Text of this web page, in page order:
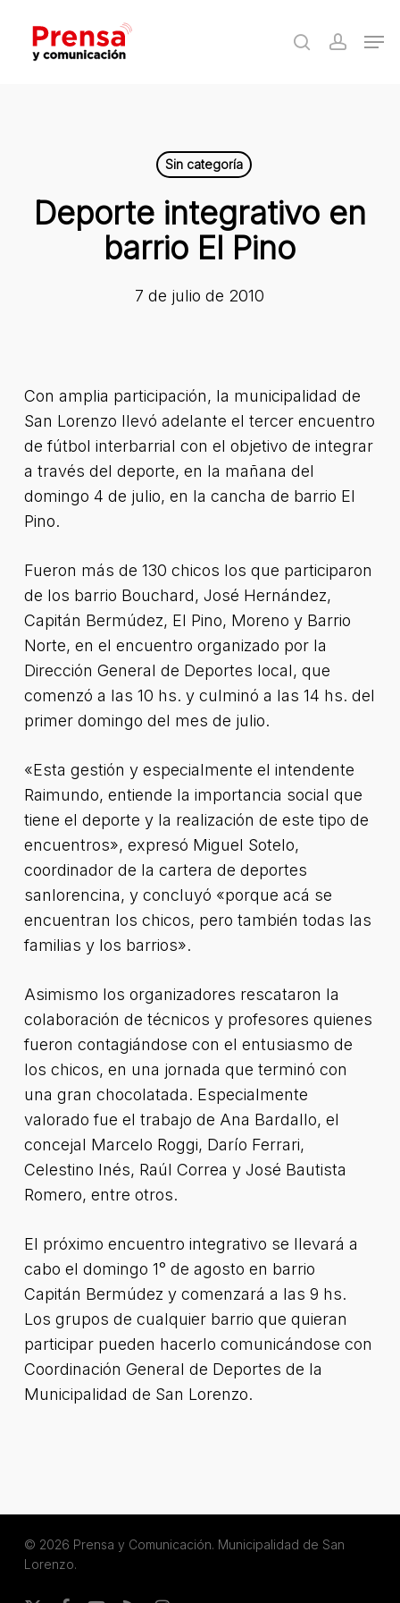
main
search
Sin categoría
Deporte integrativo en
barrio El Pino
7 de julio de 2010
Con amplia participación, la municipalidad de
San Lorenzo llevó adelante el tercer encuentro
de fútbol interbarrial con el objetivo de integrar
a través del deporte, en la mañana del
domingo 4 de julio, en la cancha de barrio El
Pino.
Fueron más de 130 chicos los que participaron
de los barrio Bouchard, José Hernández,
Capitán Bermúdez, El Pino, Moreno y Barrio
Norte, en el encuentro organizado por la
Dirección General de Deportes local, que
comenzó a las 10 hs. y culminó a las 14 hs. del
primer domingo del mes de julio.
«Esta gestión y especialmente el intendente
Raimundo, entiende la importancia social que
tiene el deporte y la realización de este tipo de
encuentros», expresó Miguel Sotelo,
coordinador de la cartera de deportes
sanlorencina, y concluyó «porque acá se
encuentran los chicos, pero también todas las
familias y los barrios».
Asimismo los organizadores rescataron la
colaboración de técnicos y profesores quienes
fueron contagiándose con el entusiasmo de
los chicos, en una jornada que terminó con
una gran chocolatada. Especialmente
valorado fue el trabajo de Ana Bardallo, el
concejal Marcelo Roggi, Darío Ferrari,
Celestino Inés, Raúl Correa y José Bautista
Romero, entre otros.
El próximo encuentro integrativo se llevará a
cabo el domingo 1° de agosto en barrio
Capitán Bermúdez y comenzará a las 9 hs.
Los grupos de cualquier barrio que quieran
participar pueden hacerlo comunicándose con
Coordinación General de Deportes de la
Municipalidad de San Lorenzo.
© 2026 Prensa y Comunicación. Municipalidad de San
Lorenzo.